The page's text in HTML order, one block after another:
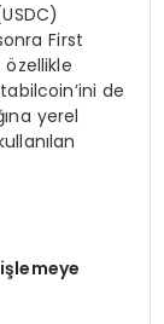
First
de
yerel